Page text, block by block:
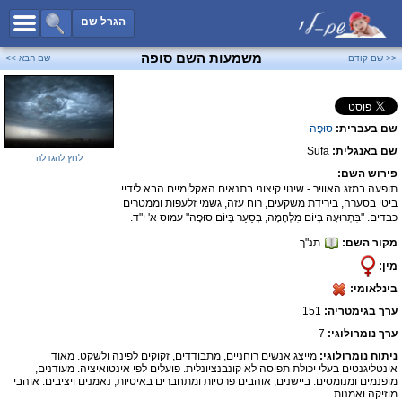
הגרל שם
כל השמות
שמות לבנים
שמות לבנות
שמות משותפים
שמות נפוצים
<< שם קודם משמעות השם סופה שם הבא >>
שם בעברית: סוּפָה
שם באנגלית: Sufa
פירוש השם:
תופעה במזג האוויר - שינוי קיצוני בתנאים האקלימיים הבא לידיי
ביטי בסערה, בירידת משקעים, רוח עזה, גשמי זלעפות וממטרים
כבדים. "בִּתְרוּעָה בְּיוֹם מִלְחָמָה, בְּסַעַר בְּיוֹם סוּפָה" עמוס א' י"ד.
מקור השם:
תנ"ך
מין:
בינלאומי:
ערך בגימטריה:
ערך נומרולוגי: 7
לחץ להגדלה
ניתוח נומרולוגי: מייצג אנשים רוחניים, מתבודדים, זקוקים לפינה ולשקט. מאוד
אינטליגנטים בעלי יכולת תפיסה לא קונבנציונלית. פועלים לפי אינטואיציה. מעודנים,
מופנמים ומנומסים. ביישנים, אוהבים פרטיות ומתחברים באיטיות, נאמנים ויציבים. אוהבי
מוזיקה ואמנות.